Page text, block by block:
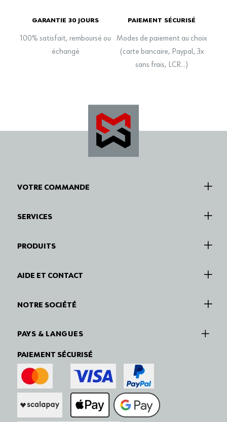
GARANTIE 30 JOURS
100% satisfait, remboursé ou
échangé
PAIEMENT SÉCURISÉ
Modes de paiement au choix
(carte bancaire, Paypal, 3x
sans frais, LCR…)
VOTRE COMMANDE
SERVICES
PRODUITS
AIDE ET CONTACT
NOTRE SOCIÉTÉ
PAYS & LANGUES
PAIEMENT SÉCURISÉ